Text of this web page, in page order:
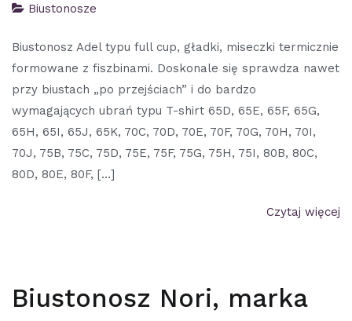
Biustonosze
Biustonosz Adel typu full cup, gładki, miseczki termicznie
formowane z fiszbinami. Doskonale się sprawdza nawet
przy biustach „po przejściach” i do bardzo
wymagających ubrań typu T-shirt 65D, 65E, 65F, 65G,
65H, 65I, 65J, 65K, 70C, 70D, 70E, 70F, 70G, 70H, 70I,
70J, 75B, 75C, 75D, 75E, 75F, 75G, 75H, 75I, 80B, 80C,
80D, 80E, 80F, […]
Czytaj więcej
Biustonosz Nori, marka